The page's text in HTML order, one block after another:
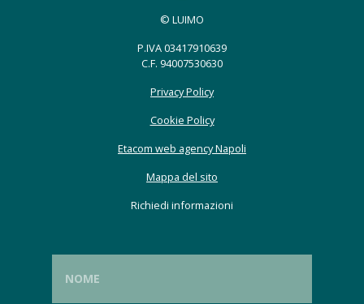
© LUIMO
P.IVA 03417910639
C.F. 94007530630
Privacy Policy
Cookie Policy
Etacom web agency Napoli
Mappa del sito
Richiedi informazioni